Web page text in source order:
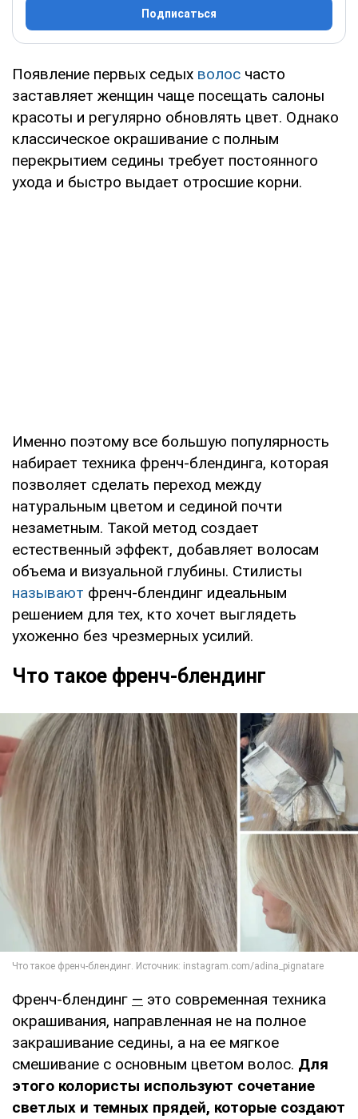
Подписаться
Появление первых седых волос часто
заставляет женщин чаще посещать салоны
красоты и регулярно обновлять цвет. Однако
классическое окрашивание с полным
перекрытием седины требует постоянного
ухода и быстро выдает отросшие корни.
Именно поэтому все большую популярность
набирает техника френч-блендинга, которая
позволяет сделать переход между
натуральным цветом и сединой почти
незаметным. Такой метод создает
естественный эффект, добавляет волосам
объема и визуальной глубины. Стилисты
называют френч-блендинг идеальным
решением для тех, кто хочет выглядеть
ухоженно без чрезмерных усилий.
Что такое френч-блендинг
Френч-блендинг — это современная техника
окрашивания, направленная не на полное
закрашивание седины, а на ее мягкое
смешивание с основным цветом волос. Для
этого колористы используют сочетание
светлых и темных прядей, которые создают